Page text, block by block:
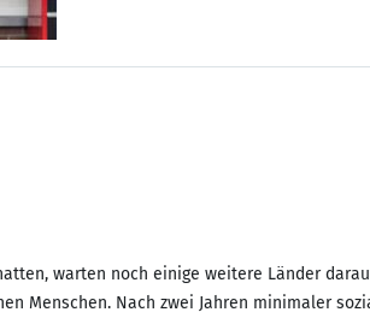
warten noch einige weitere Länder
Menschen. Nach zwei Jahren minimaler